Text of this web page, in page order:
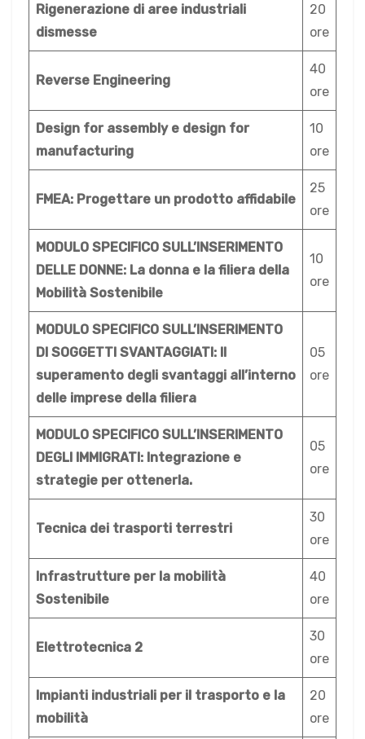
Rigenerazione di aree industriali
dismesse
20
ore
Reverse Engineering
40
ore
Design for assembly e design for
manufacturing
10
ore
FMEA: Progettare un prodotto affidabile
25
ore
MODULO SPECIFICO SULL’INSERIMENTO
DELLE DONNE: La donna e la filiera della
Mobilità Sostenibile
10
ore
MODULO SPECIFICO SULL’INSERIMENTO
DI SOGGETTI SVANTAGGIATI: Il
superamento degli svantaggi all’interno
delle imprese della filiera
05
ore
MODULO SPECIFICO SULL’INSERIMENTO
DEGLI IMMIGRATI: Integrazione e
strategie per ottenerla.
05
ore
Tecnica dei trasporti terrestri
30
ore
Infrastrutture per la mobilità
Sostenibile
40
ore
Elettrotecnica 2
30
ore
Impianti industriali per il trasporto e la
mobilità
20
ore